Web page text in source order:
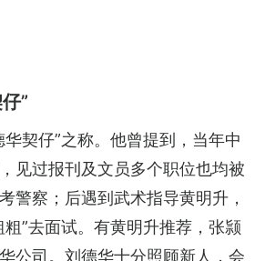
”
契仔”之称。他曾提到，当年中
见过报刊及文员多个职位也均被
警察；后遇到武术指导黄明升，
”去面试。有黄明升推荐，张颕
公司。刘德华十分照顾新人，会